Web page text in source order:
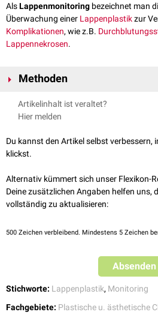
AlsLappenmonitoring bezeichnet man
Überwachung einer Lappenplastikzur
Komplikationen, wie z.B.
Lappennekrosen.
Methoden
Zur Durchführung des
Methoden zunutze:
Doppler-Ultraschall
Oberflächenthermometer
Messung derSauerstoffsättigungim
Gewebeoxymetriemittels Elektroden
Artikelinhalt ist veraltet?
Hier melden
Du kannst den Artikel selbst verbessern,
klickst.
Alternativ kümmert sich unser Flexikon-
Deine zusätzlichen Angaben helfen uns,
vollständig zu aktualisieren:
500 Zeichen verbleibend. Mindestens 5 Zeichen
Absenden
Stichworte: Lappenplastik, Monitoring
Fachgebiete: Plastische u. ästhetische